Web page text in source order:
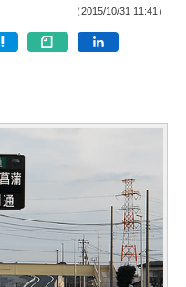
（2015/10/31 11:41）